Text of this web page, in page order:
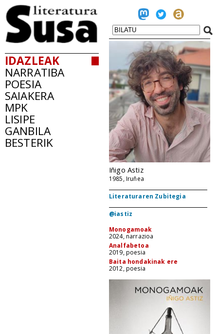
IDAZLEAK
NARRATIBA
POESIA
SAIAKERA
MPK
LISIPE
GANBILA
BESTERIK
Iñigo Astiz
1985, Iruñea
Literaturaren Zubitegia
@iastiz
Monogamoak
2024, narrazioa
Analfabetoa
2019, poesia
Baita hondakinak ere
2012, poesia